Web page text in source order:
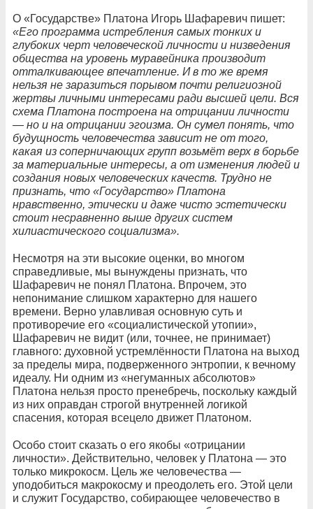
О «Государстве» Платона Игорь Шафаревич пишет:
«Его программа истребления самых тонких и
глубоких черт человеческой личности и низведения
общества на уровень муравейника производит
отталкивающее впечатление. И в то же время
нельзя не заразиться порывом почти религиозной
жертвы личными интересами ради высшей цели. Вся
схема Платона построена на отрицании личности
— но и на отрицании эгоизма. Он сумел понять, что
будущность человечества зависит не от того,
какая из соперничающих групп возьмёт верх в борьбе
за материальные интересы, а от изменения людей и
создания новых человеческих качеств. Трудно не
признать, что «Государство» Платона
нравственно, этически и даже чисто эстетически
стоит несравненно выше других систем
хилиастического социализма».
Несмотря на эти высокие оценки, во многом
справедливые, мы вынуждены признать, что
Шафаревич не понял Платона. Впрочем, это
непонимание слишком характерно для нашего
времени. Верно улавливая основную суть и
противоречие его «социалистической утопии»,
Шафаревич не видит (или, точнее, не принимает)
главного: духовной устремлённости Платона на выход
за пределы мира, подверженного энтропии, к вечному
идеалу. Ни одним из «негуманных абсолютов»
Платона нельзя просто пренебречь, поскольку каждый
из них оправдан строгой внутренней логикой
спасения, которая всецело движет Платоном.
Особо стоит сказать о его якобы «отрицании
личности». Действительно, человек у Платона — это
только микрокосм. Цель же человечества —
уподобиться макрокосму и преодолеть его. Этой цели
и служит Государство, собирающее человечество в